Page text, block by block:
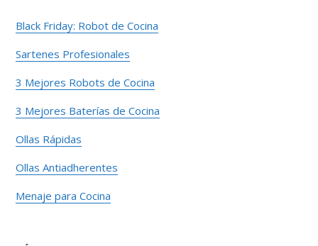
Black Friday: Robot de Cocina
Sartenes Profesionales
3 Mejores Robots de Cocina
3 Mejores Baterías de Cocina
Ollas Rápidas
Ollas Antiadherentes
Menaje para Cocina